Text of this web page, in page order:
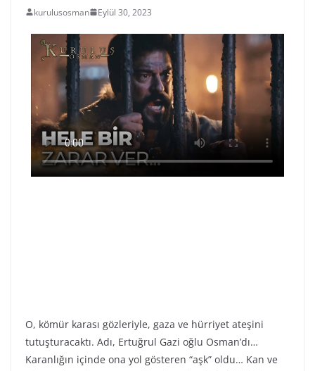
kurulusosman Eylül 30, 2023
O, kömür karası gözleriyle, gaza ve hürriyet ateşini
tutuşturacaktı. Adı, Ertuğrul Gazi oğlu Osman’dı…
Karanlığın içinde ona yol gösteren “aşk” oldu… Kan ve